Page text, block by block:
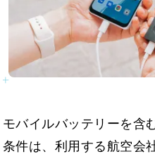
モバイルバッテリーを含
条件は、利用する航空会